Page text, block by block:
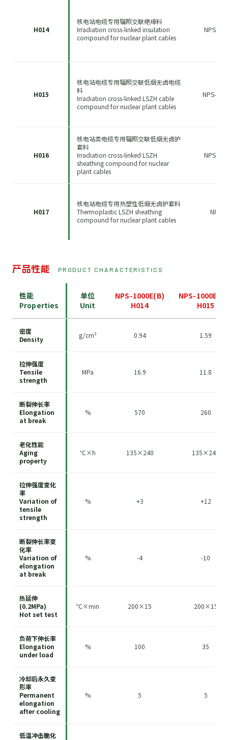
H014
核电站电缆专用辐照交联绝缘料
Irradiation cross-linked insulation
compound for nuclear plant cables
NPS-
H015
核电站电缆专用辐照交联低烟无卤电缆
料
Irradiation cross-linked LSZH cable
compound for nuclear plant cables
NPS-
H016
核电站类电缆专用辐照交联低烟无卤护
套料
Irradiation cross-linked LSZH
sheathing compound for nuclear
plant cables
NPS-
H017
核电站电缆专用热塑性低烟无卤护套料
Thermoplastic LSZH sheathing
compound for nuclear plant cables
NPS-
产品性能 PRODUCT CHARACTERISTICS
性能
Properties
单位
Unit
NPS-1000E(B)
H014
NPS-
H015
密度
Density
g/cm³ 0.94 1.59
拉伸强度
Tensile
strength
MPa 16.9 11.8
断裂伸长率
Elongation
at break
% 570 260
老化性能
Aging
property
℃×h 135×240 135×240
拉伸强度变化
率
Variation of
tensile
strength
% +3 +12
断裂伸长率变
化率
Variation of
elongation
at break
% -4 -10
热延伸
(0.2MPa)
Hot set test
℃×min 200×15 200×15
负荷下伸长率
Elongation
under load
% 100 35
冷却后永久变
形率
Permanent
elongation
after cooling
% 5 5
低温冲击脆化